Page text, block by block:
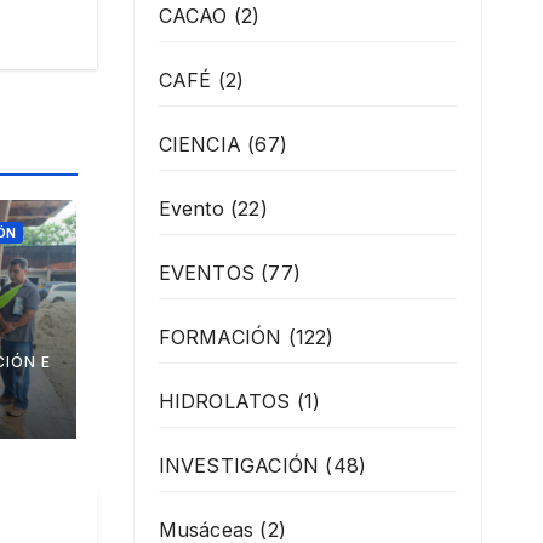
E
CACAO (2)
CAFÉ (2)
CIENCIA (67)
Evento (22)
EVENTOS (77)
FORMACIÓN (122)
HIDROLATOS (1)
INVESTIGACIÓN (48)
Musáceas (2)